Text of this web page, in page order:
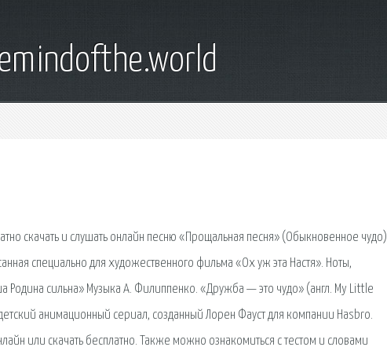
скачать и слушать онлайн песню «Прощальная песня» (Обыкновенное чудо)
специально для художественного фильма «Ох уж эта Настя». Ноты,
Родина сильна» Музыка А. Филиппенко. «Дружба — это чудо» (англ. My Little
анимационный сериал, созданный Лорен Фауст для компании Hasbro.
или скачать бесплатно. Также можно ознакомиться с тестом и словами